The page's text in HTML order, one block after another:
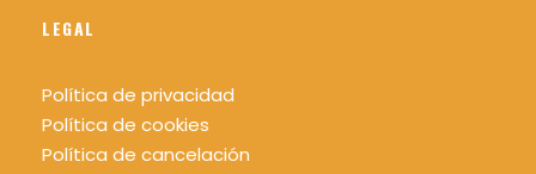
LEGAL
Política de privacidad
Política de cookies
Política de cancelación